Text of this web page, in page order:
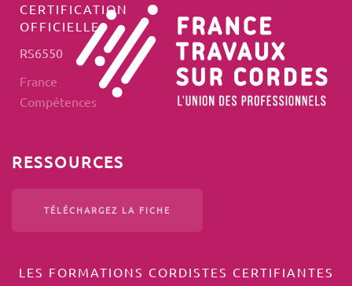
CERTIFICATION
OFFICIELLE
RS6550
France
Compétences
RESSOURCES
TÉLÉCHARGEZ LA FICHE
LES FORMATIONS CORDISTES CERTIFIANTES